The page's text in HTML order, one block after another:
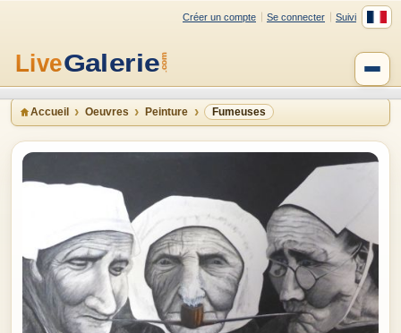
Créer un compte Se connecter Suivi
Accueil Oeuvres Peinture Fumeuses